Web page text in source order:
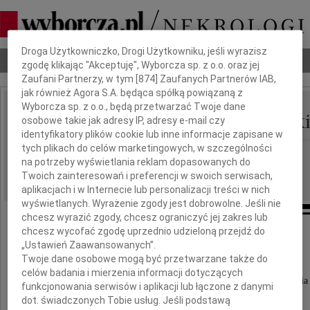
Nekrologi Odeszli Poradnik pogrzebowy
IMIĘ I NAZWISKO: Włodzimierz Wilczyński
REGION: Poznań
DATA EMISJI: 03.01.2011
Dariuszowi Augustyniakowi
serdeczne współczucia z powodu śmierci Teścia
Dbamy o Twoją prywatność
Droga Użytkowniczko, Drogi Użytkowniku, jeśli wyrazisz
zgodę klikając "Akceptuję", Wyborcza sp. z o.o. oraz jej
Zaufani Partnerzy, w tym [874 ] Zaufanych Partnerów IAB,
jak również Agora S.A. będąca spółką powiązaną z
Wyborcza sp. z o.o., będą przetwarzać Twoje dane
osobowe takie jak adresy IP, adresy e-mail czy
identyfikatory plików cookie lub inne informacje zapisane w
tych plikach do celów marketingowych, w szczególności
na potrzeby wyświetlania reklam dopasowanych do
Twoich zainteresowań i preferencji w swoich serwisach,
aplikacjach i w Internecie lub personalizacji treści w nich
wyświetlanych. Wyrażenie zgody jest dobrowolne. Jeśli nie
chcesz wyrazić zgody, chcesz ograniczyć jej zakres lub
chcesz wycofać zgodę uprzednio udzieloną przejdź do
„Ustawień Zaawansowanych”.
Twoje dane osobowe mogą być przetwarzane także do
celów badania i mierzenia informacji dotyczących
funkcjonowania serwisów i aplikacji lub łączone z danymi
dot. świadczonych Tobie usług. Jeśli podstawą